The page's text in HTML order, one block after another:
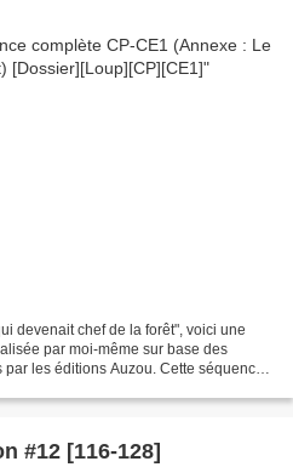
devenait chef de la forêt", voici une
par moi-même sur base des
les éditions Auzou. Cette séquence
#12 [116-128]